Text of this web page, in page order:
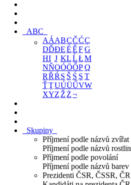
ABC
AÁĄBCČĆÇ
DĎĐEÉĚFG
HI J KLĹŁM
NŇOÓÖŐPQ
RŘŔ S Š Ś Ş T
ŤŢUÚÜŰVW
XYZ Ž Ż¬
Skupiny
Příjmení podle názvů zvířat
Příjmení podle názvů rostlin
Příjmení podle povolání
Příjmení podle názvů barev
Prezidenti ČSR, ČSSR, ČR